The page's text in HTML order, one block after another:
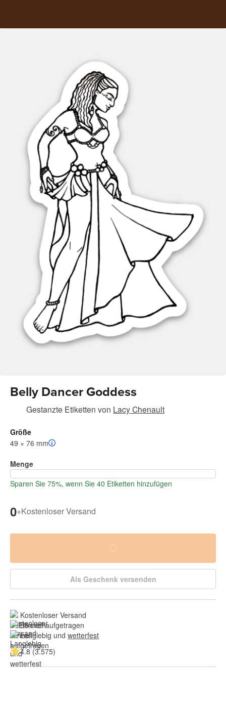
Belly Dancer Goddess
Gestanzte Etiketten von Lacy Chenault
Größe
49 × 76 mm
Menge
Sparen Sie 75%, wenn Sie 40 Etiketten hinzufügen
0+Kostenloser Versand
Als Geschenk versenden
Kostenloser Versand
Schnell aufgetragen
Langlebig und wetterfest
4.8 (3.575)